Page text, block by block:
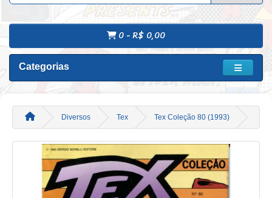
0 - R$ 0,00
Categorias
Diversos Tex Tex Coleção 80 (1993)